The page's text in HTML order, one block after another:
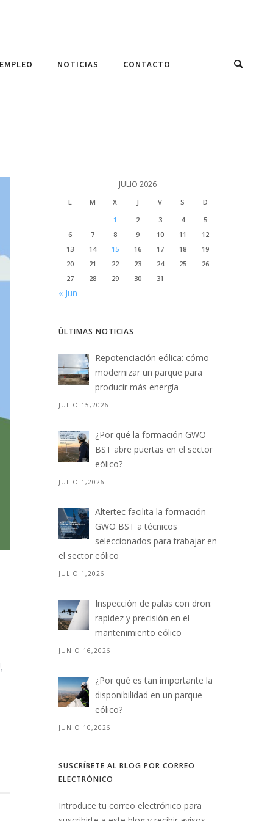
EMPLEO NOTICIAS CONTACTO
JULIO 2026
L M X J V S
D
1
2 3 4
5
6
7 8 9 10 11
12
13
14 15 16 17 18
19
20
21 22 23 24 25
26
27
28 29 30 31
« Jun
ÚLTIMAS NOTICIAS
Repotenciación eólica: cómo
modernizar un parque para
producir más energía
JULIO 15,2026
¿Por qué la formación GWO
BST abre puertas en el sector
eólico?
JULIO 1,2026
Altertec facilita la formación
GWO BST a técnicos
seleccionados para trabajar en
el sector eólico
JULIO 1,2026
Inspección de palas con dron:
rapidez y precisión en el
mantenimiento eólico
JUNIO 16,2026
¿Por qué es tan importante la
disponibilidad en un parque
eólico?
JUNIO 10,2026
SUSCRÍBETE AL BLOG POR CORREO
ELECTRÓNICO
Introduce tu correo electrónico para